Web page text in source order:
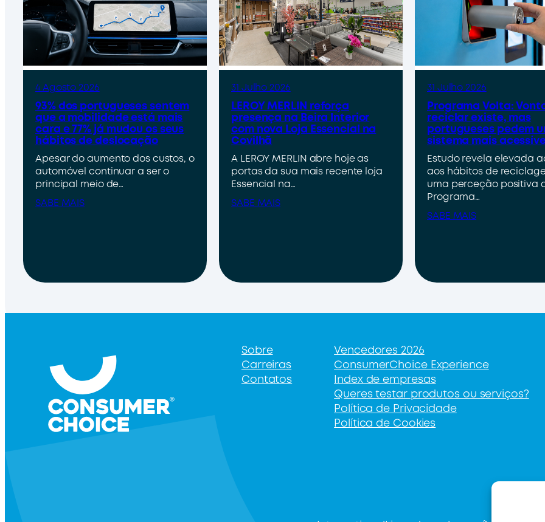
4 Agosto 2026
93% dos portugueses sentem
que a mobilidade está mais
cara e 77% já mudou os seus
hábitos de deslocação
Apesar do aumento dos custos, o
automóvel continuar a ser o
principal meio de…
SABE MAIS
31 Julho 2026
LEROY MERLIN reforça
presença na Beira Interior
com nova Loja Essencial na
Covilhã
A LEROY MERLIN abre hoje as
portas da sua mais recente loja
Essencial na…
SABE MAIS
31 Julho 2026
Programa Volta:
reciclar existe, mas
portugueses pedem
sistema mais
Estudo revela elevada
aos hábitos de
uma perceção positiva
Programa…
SABE MAIS
Sobre
Carreiras
Contatos
Vencedores 2026
ConsumerChoice Experience
Index de empresas
Queres testar produtos ou serviços?
Política de Privacidade
Política de Cookies